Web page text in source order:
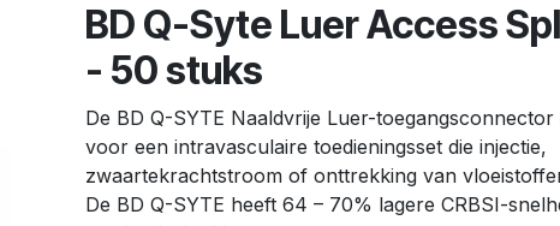
BD Q-Syte Luer Access
- 50 stuks
De BD Q-SYTE Naaldvrije Luer-toegangsconnector
voor een intravasculaire toedieningsset die injectie,
zwaartekrachtstroom of onttrekking van
De BD Q-SYTE heeft 64 – 70% lagere CRBSI-